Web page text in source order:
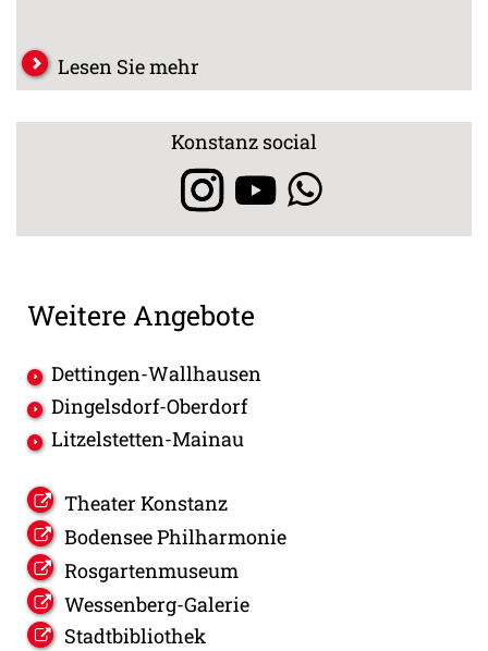
Lesen Sie mehr
Konstanz social
Weitere Angebote
Dettingen-Wallhausen
Dingelsdorf-Oberdorf
Litzelstetten-Mainau
Theater Konstanz
Bodensee Philharmonie
Rosgartenmuseum
Wessenberg-Galerie
Stadtbibliothek